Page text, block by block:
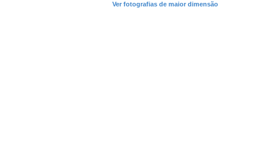
Ver fotografias de maior dimensão